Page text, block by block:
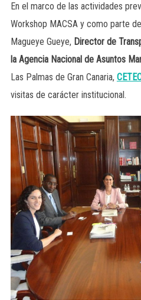
En el marco de las actividades
Workshop MACSA y como parte
Magueye Gueye, Director de
la Agencia Nacional de Asuntos
Las Palmas de Gran Canaria,
visitas de carácter institucional.